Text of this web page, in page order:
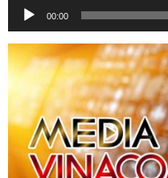
00:00